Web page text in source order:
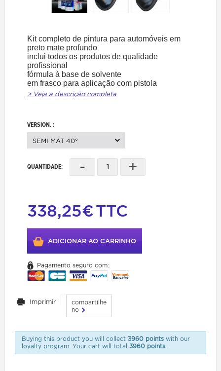
Kit completo de pintura para automóveis em
preto mate profundo
inclui todos os produtos de qualidade
profissional
fórmula à base de solvente
em frasco para aplicação com pistola
> Veja a descrição completa
VERSION. :
SEMI MAT 40°
QUANTIDADE: - +
338,25€TTC
ADICIONAR AO CARRINHO
Pagamento seguro com:
Imprimir
compartilhe
no
Buying this product you will collect 3960 pointswith our
loyalty program. Your cart will total 3960 points.